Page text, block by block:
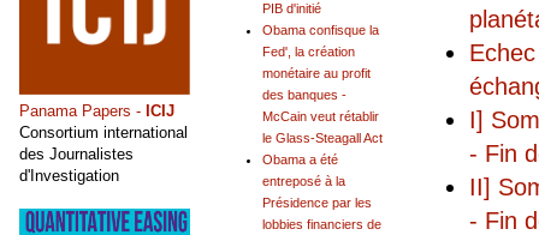
I]
- Fin
II]
- Fin
PIB d'initié
Obama confisque la
Fed', la création
monétaire au profit
des banques -
McCain veut rétablir
le Glass-Steagall Act
Obama a été
entreposé à la
Présidence par les
lobbies financiers de
Panama Papers - ICIJ
Consortium international
des Journalistes
d'Investigation